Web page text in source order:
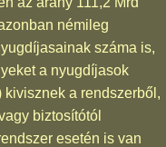
némileg
száma is,
a nyugdíjasok
a rendszerből,
biztosítótól
esetén is van